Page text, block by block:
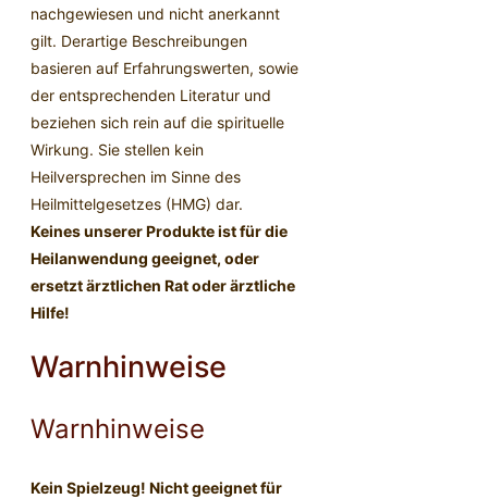
nachgewiesen und nicht anerkannt
gilt. Derartige Beschreibungen
basieren auf Erfahrungswerten, sowie
der entsprechenden Literatur und
beziehen sich rein auf die spirituelle
Wirkung. Sie stellen kein
Heilversprechen im Sinne des
Heilmittelgesetzes (HMG) dar.
Keines unserer Produkte ist für die
Heilanwendung geeignet, oder
ersetzt ärztlichen Rat oder ärztliche
Hilfe!
Warnhinweise
Warnhinweise
Kein Spielzeug! Nicht geeignet für